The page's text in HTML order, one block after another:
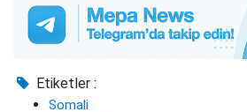
Etiketler :
Somali